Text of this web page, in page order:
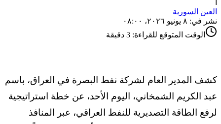
العين السورية
نشر في: ٨ يونيو ٢٠٢٦، ٠٨:٠٠
الوقت المتوقع للقراءة: 3 دقيقة
كشف المدير العام لشركة نفط البصرة في العراق، باسم
عبد الكريم ‏الشمخاني، اليوم الأحد، عن خطة استراتيجية
لرفع الطاقة التصديرية للنفط ‏العراقي، عبر المنافذ